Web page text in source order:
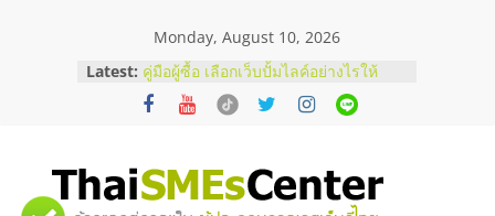
Monday, August 10, 2026
Latest: สัมมนาออนไลน์ โอกาสบริหารสถานี
บริการน้ำมัน Shell
คู่มือผู้ซื้อ เลือกเว็บปั้มไลค์อย่างไรให้
วิเคราะห์ข้อดีและข้อควรพิจารณา
FAQ รวมคำถามยอดฮิตเกี่ยวกับการ